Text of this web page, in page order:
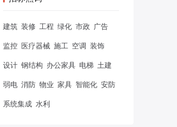
建筑 装修 工程 绿化 市政 广告
监控 医疗器械 施工 空调 装饰
设计 钢结构 办公家具 电梯 土建
弱电 消防 物业 家具 智能化 安防
系统集成 水利